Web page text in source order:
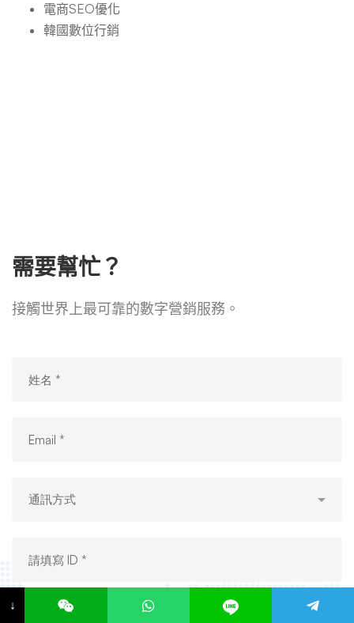
電商SEO優化
韓國數位行銷
需要幫忙？
接觸世界上最可靠的數字營銷服務。
↓